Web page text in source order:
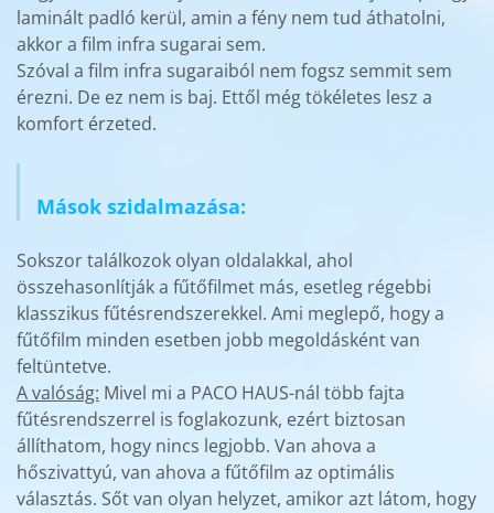
laminált padló kerül, amin a fény nem tud áthatolni,
akkor a film infra sugarai sem.
Szóval a film infra sugaraiból nem fogsz semmit sem
érezni. De ez nem is baj. Ettől még tökéletes lesz a
komfort érzeted.
Mások szidalmazása:
Sokszor találkozok olyan oldalakkal, ahol
összehasonlítják a fűtőfilmet más, esetleg régebbi
klasszikus fűtésrendszerekkel. Ami meglepő, hogy a
fűtőfilm minden esetben jobb megoldásként van
feltüntetve.
A valóság: Mivel mi a PACO HAUS-nál több fajta
fűtésrendszerrel is foglakozunk, ezért biztosan
állíthatom, hogy nincs legjobb. Van ahova a
hőszivattyú, van ahova a fűtőfilm az optimális
választás. Sőt van olyan helyzet, amikor azt látom, hogy